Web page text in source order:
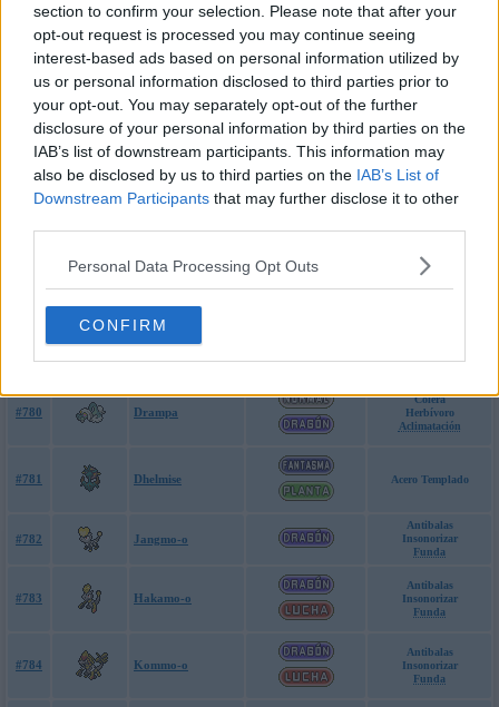
section to confirm your selection. Please note that after your
opt-out request is processed you may continue seeing
interest-based ads based on personal information utilized by
us or personal information disclosed to third parties prior to
your opt-out. You may separately opt-out of the further
disclosure of your personal information by third parties on the
IAB’s list of downstream participants. This information may
also be disclosed by us to third parties on the IAB’s List of
Downstream Participants that may further disclose it to other
Personal Data Processing Opt Outs
CONFIRM
Escudo Limitado
#775 Komala Letargo Perenne
#776 Turtonator
Punta Acero
Disfraz
Bruxish
Piel Milagro
#780 Drampa
Cólera
Herbívoro
Aclimatación
#781 Dhelmise Acero Templado
#782 Jangmo-o
Antibalas
Insonorizar
Funda
#783 Hakamo-o
Antibalas
Insonorizar
Funda
#784 Kommo-o
Antibalas
Insonorizar
Funda